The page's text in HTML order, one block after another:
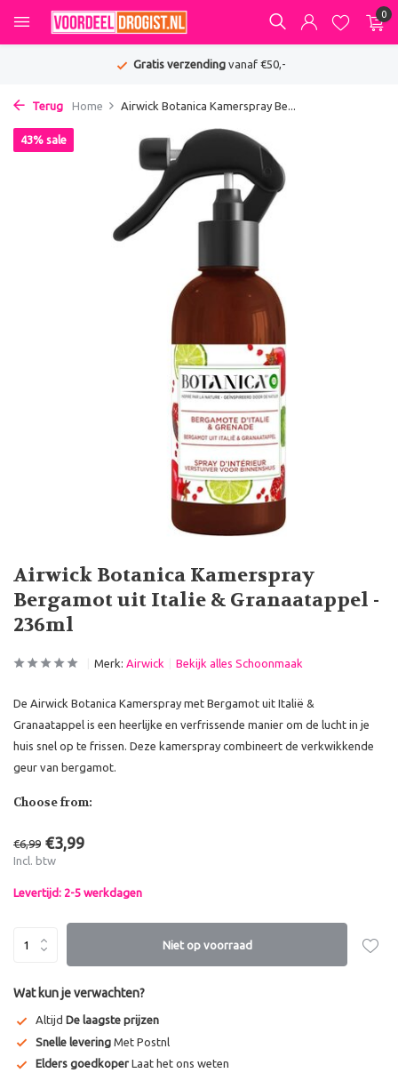
0
Gratis verzendingvanaf €50,-
Terug Home Airwick Botanica Kamerspray Be...
Airwick Botanica Kamerspray
Bergamot uit Italie & Granaatappel -
236ml
43% sale
Merk: Airwick Bekijk alles Schoonmaak
De Airwick Botanica Kamerspray met Bergamot uit Italië &
Granaatappel is een heerlijke en verfrissende manier om de lucht in je
huis snel op te frissen. Deze kamerspray combineert de verkwikkende
geur van bergamot.
Choose from:
€6,99 €3,99
Incl. btw
Levertijd: 2-5 werkdagen
Niet op voorraad
Wat kun je verwachten?
Altijd De laagste prijzen
Snelle levering Met Postnl
Elders goedkoper Laat het ons weten